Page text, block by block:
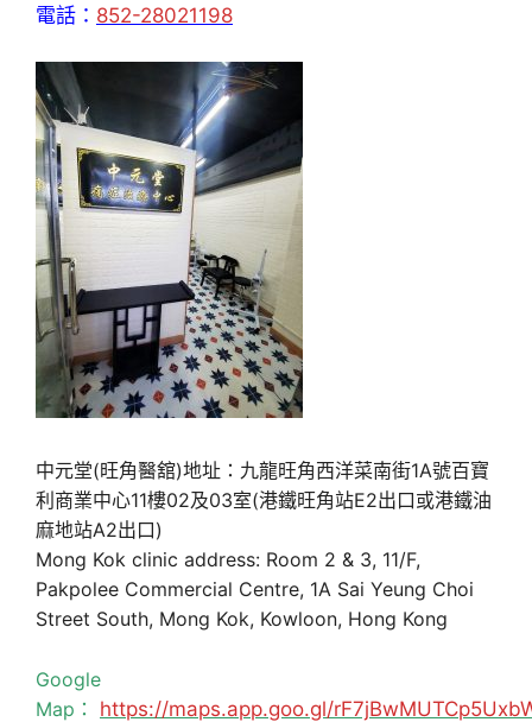
電話： 852-28021198
中元堂(旺角醫舘)地址：九龍旺角西洋菜南街1A號百寶
利商業中心11樓02及03室(港鐵旺角站E2出口或港鐵油
麻地站A2出口)
Mong Kok clinic address: Room 2 & 3, 11/F,
Pakpolee Commercial Centre, 1A Sai Yeung Choi
Street South, Mong Kok, Kowloon, Hong Kong
Google
Map： https://maps.app.goo.gl/